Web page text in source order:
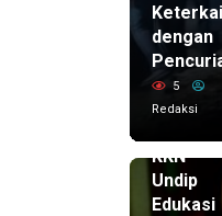
dengan
5
Redaksi
KKN
Undip
Edukasi